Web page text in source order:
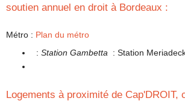
soutien annuel en droit à Bordeaux :
Métro : Plan du métro
: Station Gambetta : Station
Logements à proximité de Cap'DROIT,